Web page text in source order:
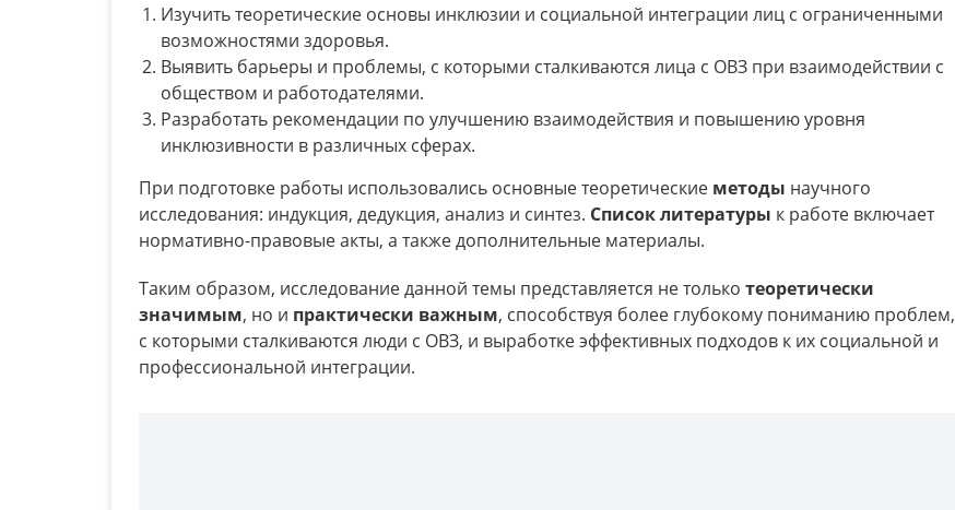
Изучить теоретические основы инклюзии и социальной интеграции лиц с ограниченными
возможностями здоровья.
Выявить барьеры и проблемы, с которыми сталкиваются лица с ОВЗ при взаимодействии с
обществом и работодателями.
Разработать рекомендации по улучшению взаимодействия и повышению уровня
инклюзивности в различных сферах.
При подготовке работы использовались основные теоретические методы научного
исследования: индукция, дедукция, анализ и синтез. Список литературы к работе включает
нормативно-правовые акты, а также дополнительные материалы.
Таким образом, исследование данной темы представляется не только теоретически
значимым, но и практически важным, способствуя более глубокому пониманию проблем,
с которыми сталкиваются люди с ОВЗ, и выработке эффективных подходов к их социальной и
профессиональной интеграции.